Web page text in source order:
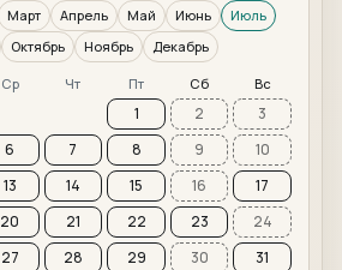
Март Апрель Май Июнь
Июль
Октябрь Ноябрь Декабрь
Ср Чт Пт Сб Вс
1 2
3
6 7 8 9
10
13 14 15 16
17
20 21 22 23
24
27 28 29 30 31